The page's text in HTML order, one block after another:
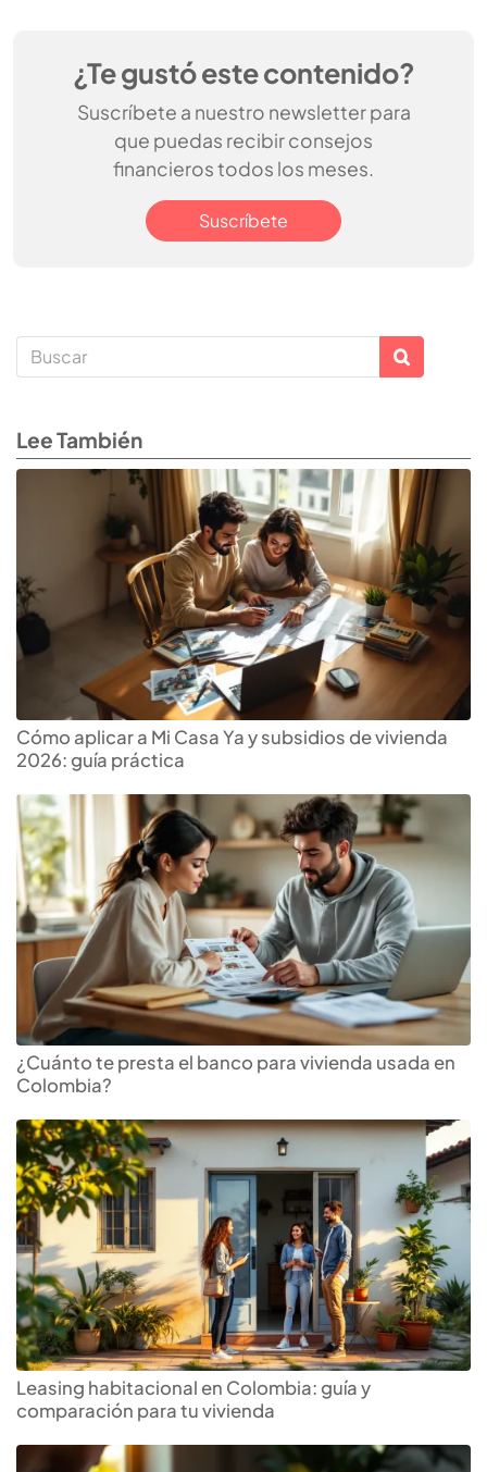
¿Te gustó este contenido?
Suscríbete a nuestro newsletter para
que puedas recibir consejos
financieros todos los meses.
Suscríbete
Lee También
Cómo aplicar a Mi Casa Ya y subsidios de vivienda
2026: guía práctica
¿Cuánto te presta el banco para vivienda usada en
Colombia?
Leasing habitacional en Colombia: guía y
comparación para tu vivienda